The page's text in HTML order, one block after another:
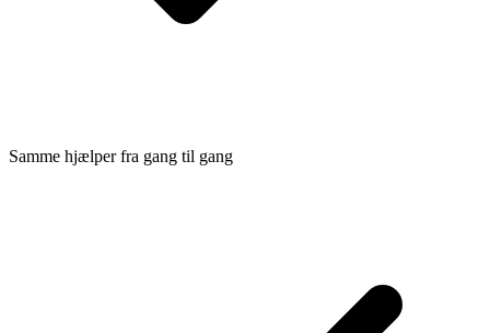
Samme hjælper fra gang til gang